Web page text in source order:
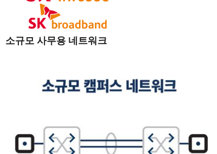
소규모 사무용 네트워크